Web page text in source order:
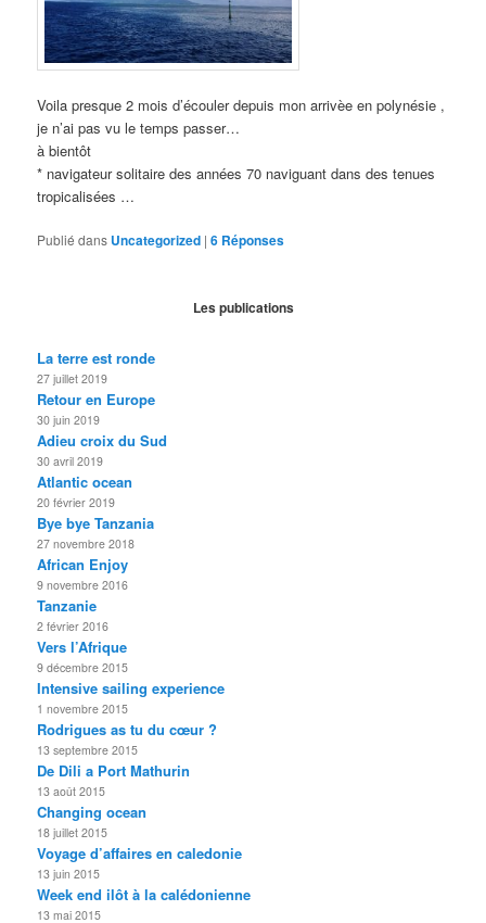
Voila presque 2 mois d’écouler depuis mon arrivèe en polynésie ,
je n’ai pas vu le temps passer…
à bientôt
* navigateur solitaire des années 70 naviguant dans des tenues
tropicalisées …
Publié dans Uncategorized |6 Réponses
Les publications
La terre est ronde
27 juillet 2019
Retour en Europe
30 juin 2019
Adieu croix du Sud
30 avril 2019
Atlantic ocean
20 février 2019
Bye bye Tanzania
27 novembre 2018
African Enjoy
9 novembre 2016
Tanzanie
2 février 2016
Vers l’Afrique
9 décembre 2015
Intensive sailing experience
1 novembre 2015
Rodrigues as tu du cœur ?
13 septembre 2015
De Dili a Port Mathurin
13 août 2015
Changing ocean
18 juillet 2015
Voyage d’affaires en caledonie
13 juin 2015
Week end ilôt à la calédonienne
13 mai 2015